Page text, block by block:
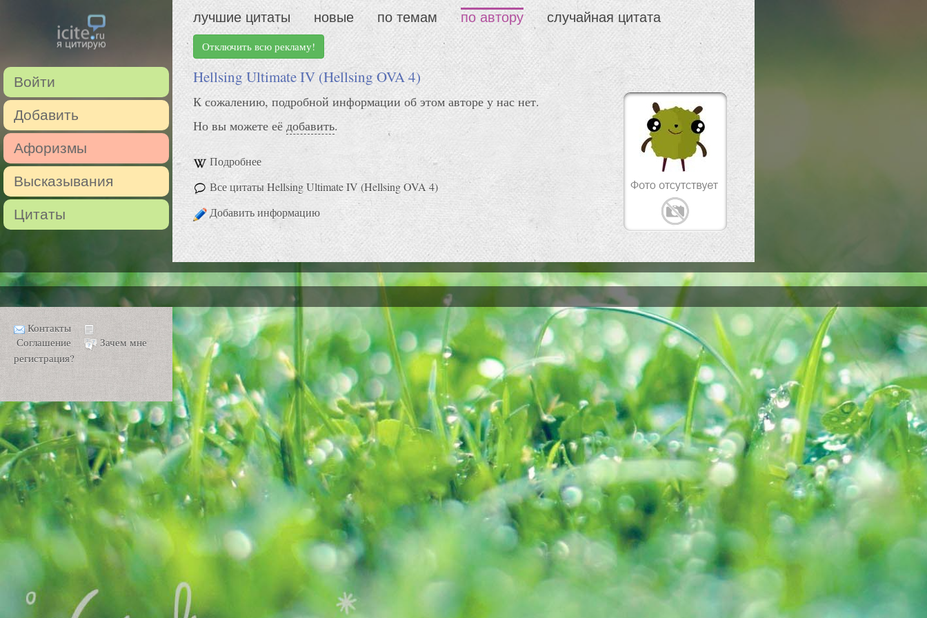
Войти
Добавить
Афоризмы
Высказывания
Цитаты
лучшие цитаты новые по темам по автору случайная цитата
Отключить всю рекламу!
Hellsing Ultimate IV (Hellsing OVA 4)
К сожалению, подробной информации об этом авторе у нас нет.
Но вы можете её добавить.
Подробнее
Все цитаты Hellsing Ultimate IV (Hellsing OVA 4)
Добавить информацию
Контакты
Соглашение
Зачем мне
регистрация?